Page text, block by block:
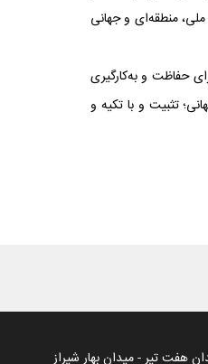
منطقه‌ای و جهانی
حفاظت و به‌کارگیری
تثبیت و با تکیه و
هفت تیر - میدان بهار شیراز